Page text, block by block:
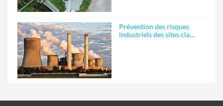
Prévention des risques
industriels des sites cla…